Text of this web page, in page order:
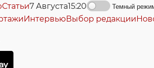
Статьи7 Августа15:20 Темный
ИнтервьюВыбор редакции